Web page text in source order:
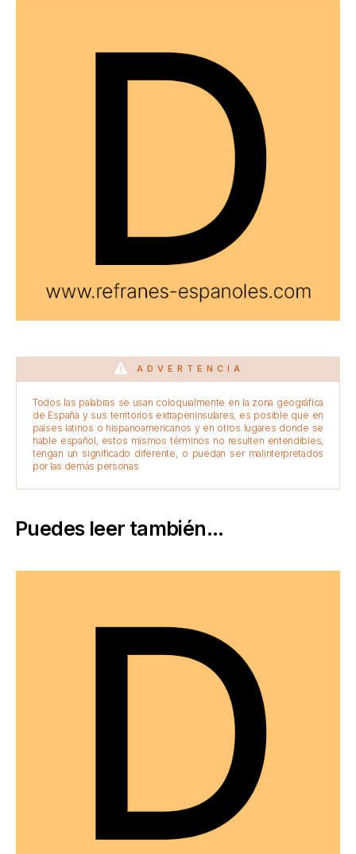
ADVERTENCIA
Todos las palabras se usan coloquialmente en la zona geográfica
de España y sus territorios extrapeninsulares, es posible que en
países latinos o hispanoamericanos y en otros lugares donde se
hable español, estos mismos términos no resulten entendibles,
tengan un significado diferente, o puedan ser malinterpretados
por las demás personas
Puedes leer también...